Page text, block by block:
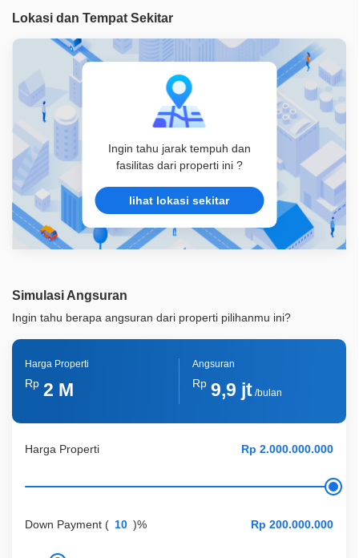
Lokasi dan Tempat Sekitar
Ingin tahu jarak tempuh dan
fasilitas dari properti ini ?
lihat lokasi sekitar
Simulasi Angsuran
Ingin tahu berapa angsuran dari properti pilihanmu ini?
Harga Properti
Down Payment ( )%
Harga Properti
Rp 2 M
Angsuran
Rp 9,9 jt/bulan